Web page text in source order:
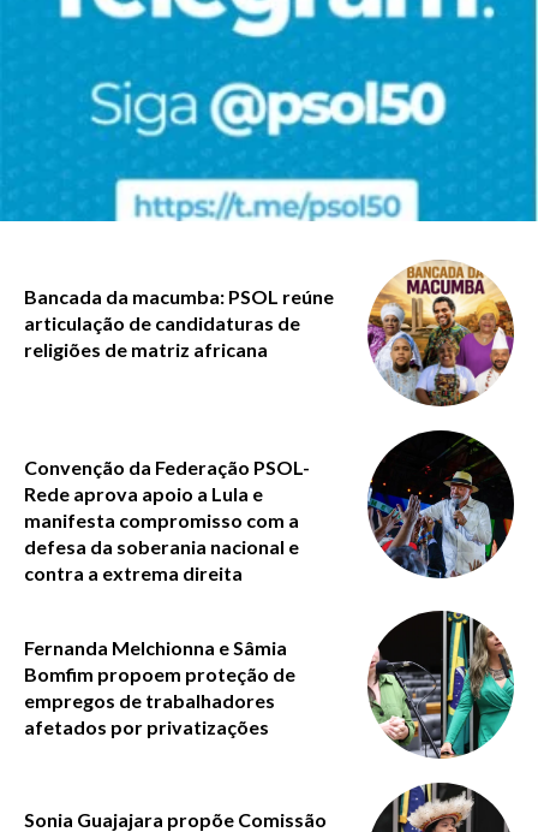
Bancada da macumba: PSOL reúne
articulação de candidaturas de
religiões de matriz africana
Convenção da Federação PSOL-
Rede aprova apoio a Lula e
manifesta compromisso com a
defesa da soberania nacional e
contra a extrema direita
Fernanda Melchionna e Sâmia
Bomfim propoem proteção de
empregos de trabalhadores
afetados por privatizações
Sonia Guajajara propõe Comissão